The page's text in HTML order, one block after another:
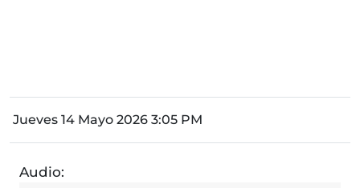
Jueves 14 Mayo 2026 3:05 PM
Audio: